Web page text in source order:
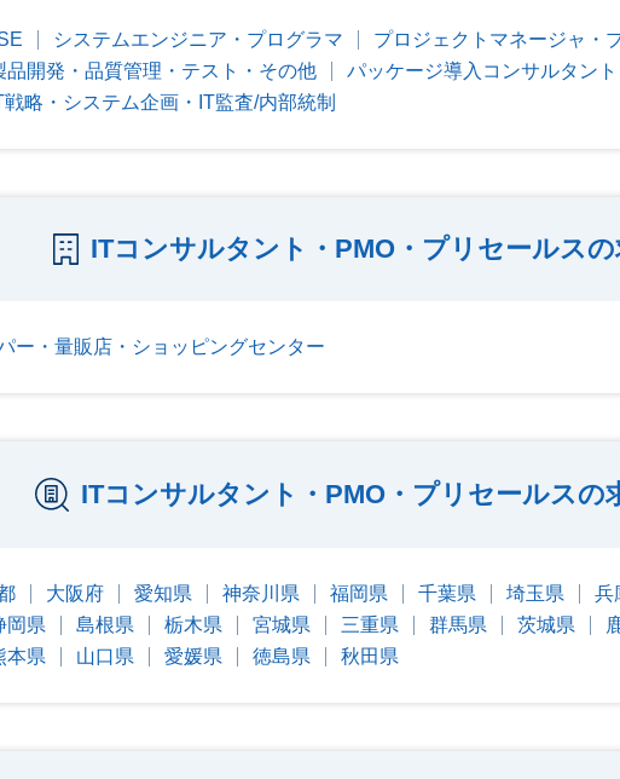
システムエンジニア・プログラマ プロジェクトマネージャ・
品開発・品質管理・テスト・その他
パッケージ導入コンサルタン
戦略・システム企画・IT監査/内部統制
ITコンサルタント・PMO・プリセールス
ー・量販店・ショッピングセンター
ITコンサルタント・PMO・プリセールスの
大阪府 愛知県 神奈川県 福岡県 千葉県 埼玉県 兵
岡県
島根県 栃木県 宮城県 三重県 群馬県 茨城県
本県
山口県 愛媛県 徳島県 秋田県